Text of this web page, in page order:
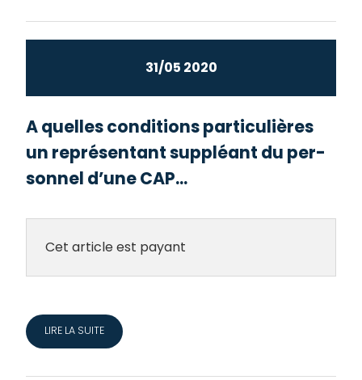
31/05 2020
A quelles conditions particulières
un représentant suppléant du per­
sonnel d’une CAP...
Cet article est payant
LIRE LA SUITE